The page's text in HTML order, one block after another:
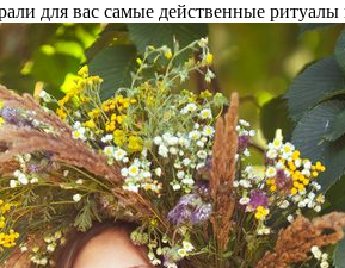
для вас самые действенные